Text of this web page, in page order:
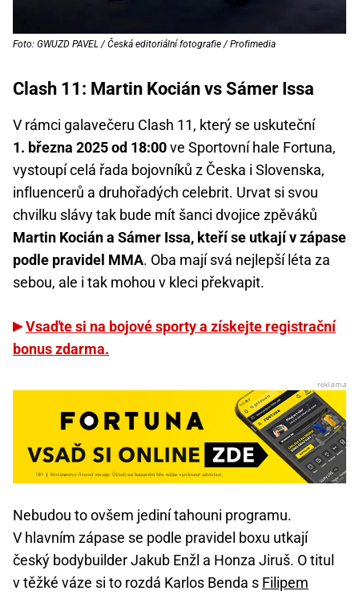
Foto: GWUZD PAVEL / Česká editoriální fotografie / Profimedia
Clash 11: Martin Kocián vs Sámer Issa
V rámci galavečeru Clash 11, který se uskuteční
1. března 2025 od 18:00ve Sportovní hale Fortuna,
vystoupí celá řada bojovníků z Česka i Slovenska,
influencerů a druhořadých celebrit. Urvat si svou
chvilku slávy tak bude mít šanci dvojice zpěváků
Martin Kocián a Sámer Issa, kteří se utkají v zápase
podle pravidel MMA. Oba mají svá nejlepší léta za
sebou, ale i tak mohou v kleci překvapit.
Vsaďte si na bojové sporty a získejte registrační
bonus zdarma.
Nebudou to ovšem jediní tahouni programu.
V hlavním zápase se podle pravidel boxu utkají
český bodybuilder Jakub Enžl a Honza Jiruš. O titul
v těžké váze si to rozdá Karlos Benda s Filipem